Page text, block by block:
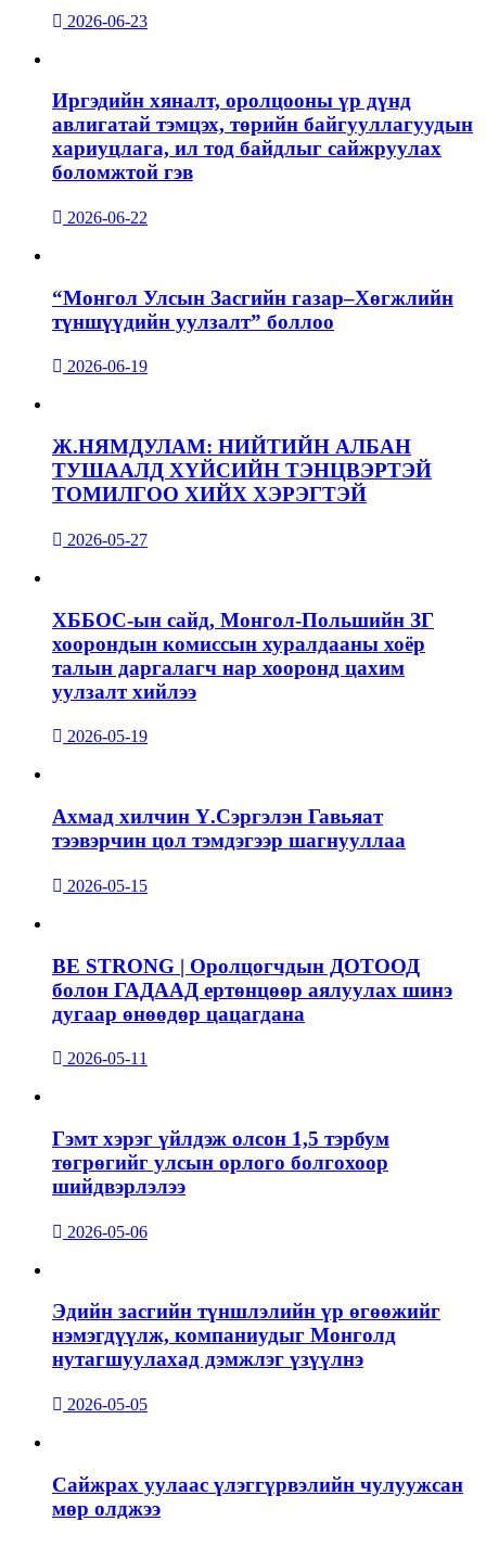
2026-06-23
Иргэдийн хяналт, оролцооны үр дүнд
авлигатай тэмцэх, төрийн байгууллагуудын
хариуцлага, ил тод байдлыг сайжруулах
боломжтой гэв
2026-06-22
“Монгол Улсын Засгийн газар–Хөгжлийн
түншүүдийн уулзалт” боллоо
2026-06-19
Ж.НЯМДУЛАМ: НИЙТИЙН АЛБАН
ТУШААЛД ХҮЙСИЙН ТЭНЦВЭРТЭЙ
ТОМИЛГОО ХИЙХ ХЭРЭГТЭЙ
2026-05-27
ХББОС-ын сайд, Монгол-Польшийн ЗГ
хоорондын комиссын хуралдааны хоёр
талын даргалагч нар хооронд цахим
уулзалт хийлээ
2026-05-19
Ахмад хилчин Ү.Сэргэлэн Гавьяат
тээвэрчин цол тэмдэгээр шагнууллаа
2026-05-15
BE STRONG | Оролцогчдын ДОТООД
болон ГАДААД ертөнцөөр аялуулах шинэ
дугаар өнөөдөр цацагдана
2026-05-11
Гэмт хэрэг үйлдэж олсон 1,5 тэрбум
төгрөгийг улсын орлого болгохоор
шийдвэрлэлээ
2026-05-06
Эдийн засгийн түншлэлийн үр өгөөжийг
нэмэгдүүлж, компаниудыг Монголд
нутагшуулахад дэмжлэг үзүүлнэ
2026-05-05
Сайжрах уулаас үлэггүрвэлийн чулуужсан
мөр олджээ